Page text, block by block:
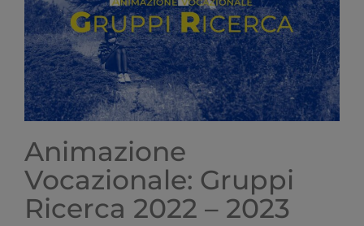
MADRE
Animazione
Vocazionale: Gruppi
Ricerca 2022 – 2023